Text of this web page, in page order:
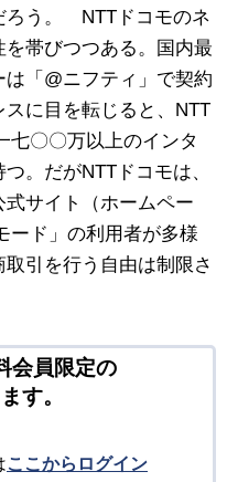
ろう。 NTTドコモのネ
帯びつつある。国内最
「@ニフティ」で契約
に目を転じると、NTT
七〇〇万以上のインタ
。だがNTTドコモは、
サイト（ホームペー
ード」の利用者が多様
引を行う自由は制限さ
会員限定の
す。
ここからログイン